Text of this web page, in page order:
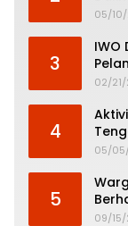
05/
3
IWO
02/
4
05/
5
09/